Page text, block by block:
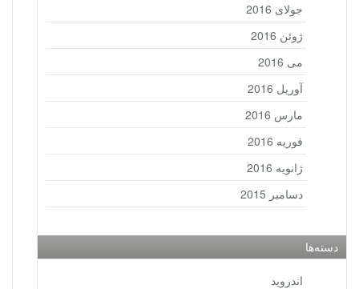
جولای 2016
ژوئن 2016
می 2016
آوریل 2016
مارس 2016
فوریه 2016
ژانویه 2016
دسامبر 2015
دسته‌ها
اندروید